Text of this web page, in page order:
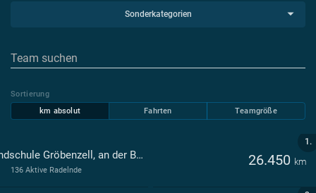
Sonderkategorien
Sortierung
km absolut
Fahrten Teamgröße
1.
Grundschule Gröbenzell, an der Bernhard-Rößner-Straße Gröbenzell 26.450 km
136 Aktive Radelnde